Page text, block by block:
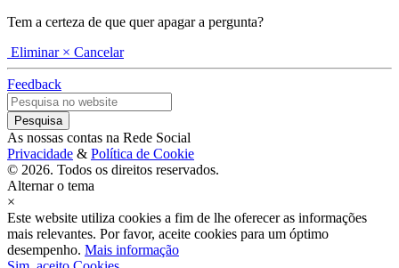
Tem a certeza de que quer apagar a pergunta?
Eliminar × Cancelar
Feedback
As nossas contas na Rede Social
Privacidade & Política de Cookie
© 2026. Todos os direitos reservados.
Alternar o tema
×
Este website utiliza cookies a fim de lhe oferecer as informações
mais relevantes. Por favor, aceite cookies para um óptimo
desempenho. Mais informação